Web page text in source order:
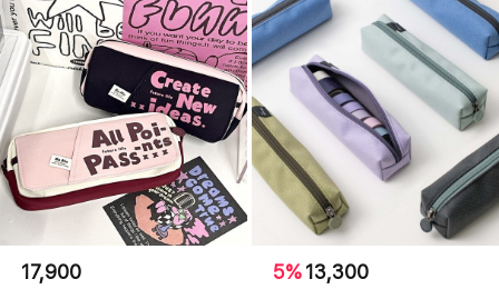
17,900 5%13,300